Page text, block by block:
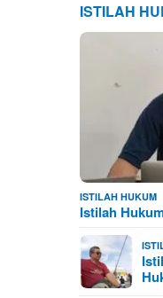
ISTILAH
ISTILAH HUKUM
Istilah